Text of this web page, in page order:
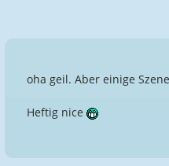
oha geil. Aber einige
Heftig nice